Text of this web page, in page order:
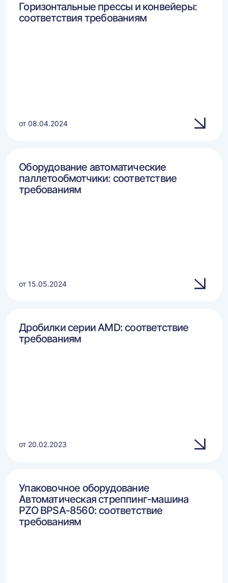
Горизонтальные прессы и конвейеры:
соответствия требованиям
от 08.04.2024
Оборудование автоматические
паллетообмотчики: соответствие
требованиям
от 15.05.2024
Дробилки серии AMD: соответствие
требованиям
от 20.02.2023
Упаковочное оборудование
Автоматическая стреппинг-машина
PZO BPSA-8560: соответствие
требованиям